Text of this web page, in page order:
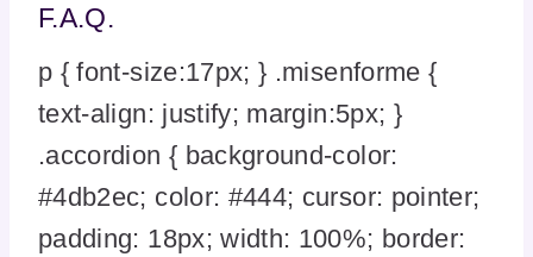
F.A.Q.
p { font-size:17px; } .misenforme {
text-align: justify; margin:5px; }
.accordion { background-color:
#4db2ec; color: #444; cursor: pointer;
padding: 18px; width: 100%; border: